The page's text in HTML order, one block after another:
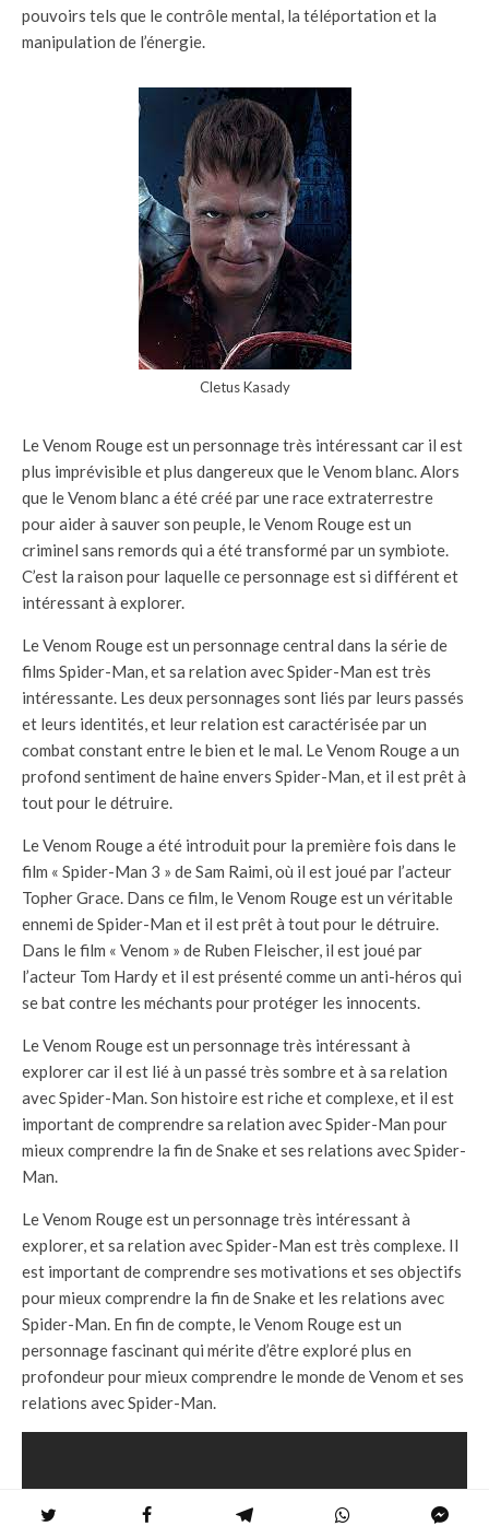
pouvoirs tels que le contrôle mental, la téléportation et la
manipulation de l’énergie.
Cletus Kasady
Le Venom Rouge est un personnage très intéressant car il est
plus imprévisible et plus dangereux que le Venom blanc. Alors
que le Venom blanc a été créé par une race extraterrestre
pour aider à sauver son peuple, le Venom Rouge est un
criminel sans remords qui a été transformé par un symbiote.
C’est la raison pour laquelle ce personnage est si différent et
intéressant à explorer.
Le Venom Rouge est un personnage central dans la série de
films Spider-Man, et sa relation avec Spider-Man est très
intéressante. Les deux personnages sont liés par leurs passés
et leurs identités, et leur relation est caractérisée par un
combat constant entre le bien et le mal. Le Venom Rouge a un
profond sentiment de haine envers Spider-Man, et il est prêt à
tout pour le détruire.
Le Venom Rouge a été introduit pour la première fois dans le
film « Spider-Man 3 » de Sam Raimi, où il est joué par l’acteur
Topher Grace. Dans ce film, le Venom Rouge est un véritable
ennemi de Spider-Man et il est prêt à tout pour le détruire.
Dans le film « Venom » de Ruben Fleischer, il est joué par
l’acteur Tom Hardy et il est présenté comme un anti-héros qui
se bat contre les méchants pour protéger les innocents.
Le Venom Rouge est un personnage très intéressant à
explorer car il est lié à un passé très sombre et à sa relation
avec Spider-Man. Son histoire est riche et complexe, et il est
important de comprendre sa relation avec Spider-Man pour
mieux comprendre la fin de Snake et ses relations avec Spider-
Man.
Le Venom Rouge est un personnage très intéressant à
explorer, et sa relation avec Spider-Man est très complexe. Il
est important de comprendre ses motivations et ses objectifs
pour mieux comprendre la fin de Snake et les relations avec
Spider-Man. En fin de compte, le Venom Rouge est un
personnage fascinant qui mérite d’être exploré plus en
profondeur pour mieux comprendre le monde de Venom et ses
relations avec Spider-Man.